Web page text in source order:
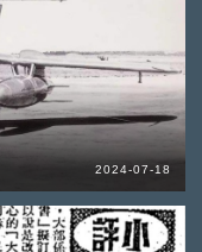
2024-07-18